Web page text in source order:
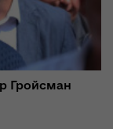
Гройсман